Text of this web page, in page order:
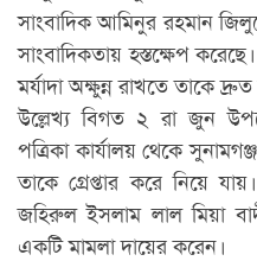
সাংবাদিক আমিনুর রহমান
সাংবাদিকতায় হস্তক্ষেপ
মর্যাদা অক্ষুন্ন রাখতে তাকে
উল্লেখ্য বিগত ২ রা জুন
পত্রিকা কার্যালয় থেকে
তাকে গ্রেপ্তার করে নিয়ে
জহিরুল ইসলাম লাল মিয়া
একটি মামলা দায়ের করেন।